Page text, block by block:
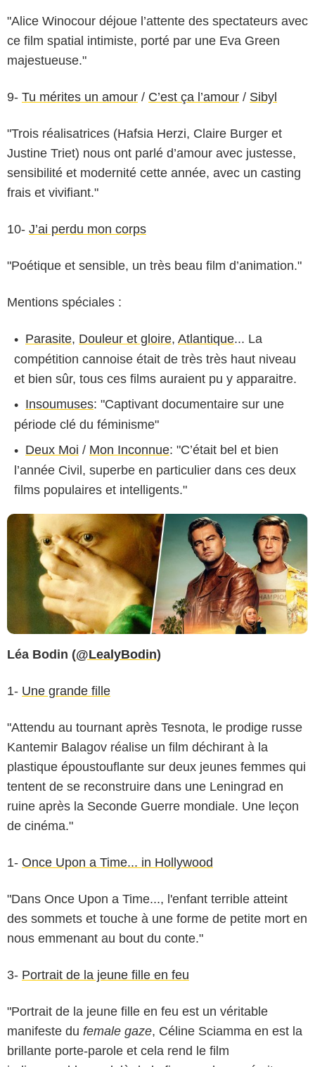
"Alice Winocour déjoue l’attente des spectateurs avec
ce film spatial intimiste, porté par une Eva Green
majestueuse."
9- Tu mérites un amour / C’est ça l’amour / Sibyl
"Trois réalisatrices (Hafsia Herzi, Claire Burger et
Justine Triet) nous ont parlé d’amour avec justesse,
sensibilité et modernité cette année, avec un casting
frais et vivifiant."
10- J’ai perdu mon corps
"Poétique et sensible, un très beau film d’animation."
Mentions spéciales :
Parasite, Douleur et gloire, Atlantique... La
compétition cannoise était de très très haut niveau
et bien sûr, tous ces films auraient pu y apparaitre.
Insoumuses: "Captivant documentaire sur une
période clé du féminisme"
Deux Moi / Mon Inconnue: "C’était bel et bien
l’année Civil, superbe en particulier dans ces deux
films populaires et intelligents."
ARP Sélection / Sony Pictures Releasing France
Léa Bodin (@LealyBodin)
1- Une grande fille
"Attendu au tournant après Tesnota, le prodige russe
Kantemir Balagov réalise un film déchirant à la
plastique époustouflante sur deux jeunes femmes qui
tentent de se reconstruire dans une Leningrad en
ruine après la Seconde Guerre mondiale. Une leçon
de cinéma."
1- Once Upon a Time... in Hollywood
"Dans Once Upon a Time..., l'enfant terrible atteint
des sommets et touche à une forme de petite mort en
nous emmenant au bout du conte."
3- Portrait de la jeune fille en feu
"Portrait de la jeune fille en feu est un véritable
manifeste du female gaze, Céline Sciamma en est la
brillante porte-parole et cela rend le film